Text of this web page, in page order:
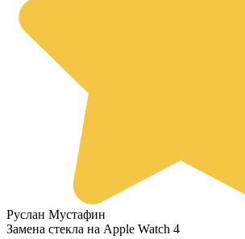
Руслан Мустафин
Замена стекла на Apple Watch 4